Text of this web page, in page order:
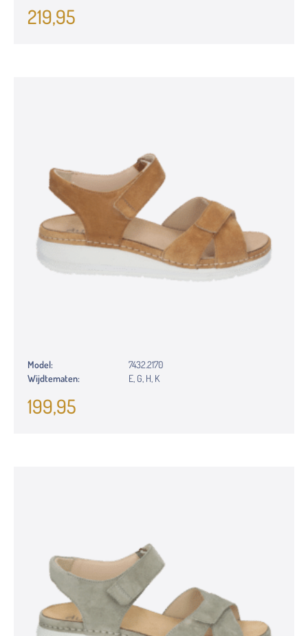
219,95
Model:
7432.2170
Wijdtematen:
E, G, H, K
199,95